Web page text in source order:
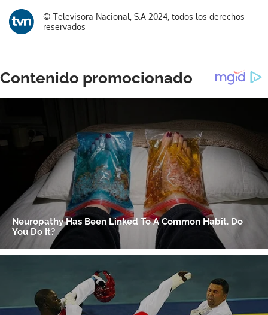
© Televisora Nacional, S.A 2024, todos los derechos
reservados